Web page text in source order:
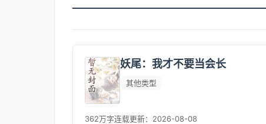
妖尾：我才不要当会长
其他类型
362万字连载更新：2026-08-08